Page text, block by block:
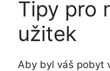
Tipy pro
užitek
Aby byl váš pobyt